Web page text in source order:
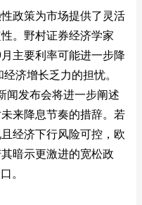
政策为市场提供了灵活
。野村证券经济学家
主要利率可能进一步降
济增长乏力的担忧。
闻发布会将进一步阐述
来降息节奏的措辞。若
经济下行风险可控，欧
暗示更激进的宽松政
。